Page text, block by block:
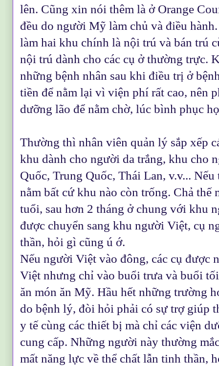
lên. Cũng xin nói thêm là ở Orange
đều do người Mỹ làm chủ và điều
làm hai khu chính là nội trú và bán trú
nội trú dành cho các cụ ở thường trực.
những bệnh nhân sau khi điều trị ở
tiền để nằm lại vì viện phí rất cao, nên
dưỡng lão để nằm chờ, lúc bình phục
Thường thì nhân viên quản lý sắp xếp
khu dành cho người da trắng, khu cho
Quốc, Trung Quốc, Thái Lan, v.v...
nằm bất cứ khu nào còn trống. Chả thế
tuổi, sau hơn 2 tháng ở chung với khu
được chuyển sang khu người Việt, cụ
thần, hỏi gì cũng ú ớ.
Nếu người Việt vào đông, các cụ được
Việt nhưng chỉ vào buổi trưa và buổi
ăn món ăn Mỹ. Hầu hết những trường
do bệnh lý, đòi hỏi phải có sự trợ giúp
y tế cùng các thiết bị mà chỉ các viện
cung cấp. Những người này thường
mất năng lực về thể chất lẫn tinh thần,